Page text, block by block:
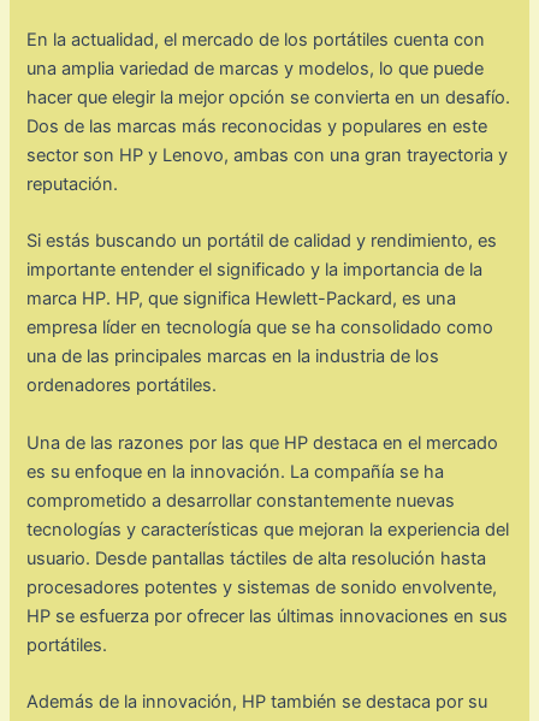
En la actualidad, el mercado de los portátiles cuenta con
una amplia variedad de marcas y modelos, lo que puede
hacer que elegir la mejor opción se convierta en un desafío.
Dos de las marcas más reconocidas y populares en este
sector son HP y Lenovo, ambas con una gran trayectoria y
reputación.
Si estás buscando un portátil de calidad y rendimiento, es
importante entender el significado y la importancia de la
marca HP. HP, que significa Hewlett-Packard, es una
empresa líder en tecnología que se ha consolidado como
una de las principales marcas en la industria de los
ordenadores portátiles.
Una de las razones por las que HP destaca en el mercado
es su enfoque en la innovación. La compañía se ha
comprometido a desarrollar constantemente nuevas
tecnologías y características que mejoran la experiencia del
usuario. Desde pantallas táctiles de alta resolución hasta
procesadores potentes y sistemas de sonido envolvente,
HP se esfuerza por ofrecer las últimas innovaciones en sus
portátiles.
Además de la innovación, HP también se destaca por su